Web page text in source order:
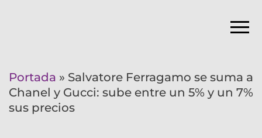
Portada » Salvatore Ferragamo se suma a
Chanel y Gucci: sube entre un 5% y un 7%
sus precios